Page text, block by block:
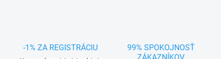
-1% ZA REGISTRÁCIU
99% SPOKOJNOSŤ